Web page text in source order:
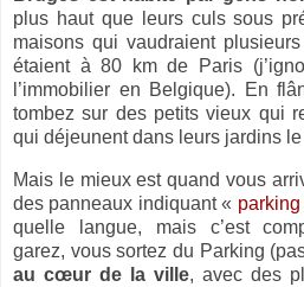
plus haut que leurs culs sous
maisons qui vaudraient
étaient à80 kmde Paris
l’immobilier en Belgique). En
tombez sur des petits vieux qui
qui déjeunent dans leurs jardins
Mais le mieux est quand vous
des panneaux indiquant « parking
quelle langue, mais c’est
garez, vous sortez du Parking
au cœur de la ville, avec des